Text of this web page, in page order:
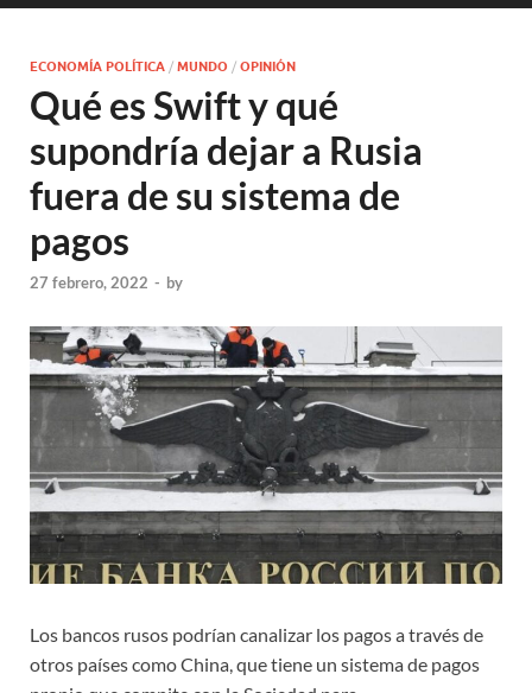
ECONOMÍA POLÍTICA / MUNDO / OPINIÓN
Qué es Swift y qué
supondría dejar a Rusia
fuera de su sistema de
pagos
27 febrero, 2022 - by
Los bancos rusos podrían canalizar los pagos a través de
otros países como China, que tiene un sistema de pagos